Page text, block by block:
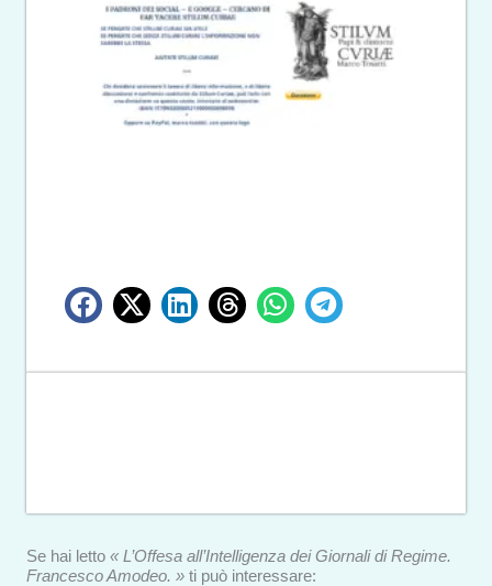
Se hai letto « L’Offesa all’Intelligenza dei Giornali di Regime.
Francesco Amodeo. » ti può interessare: